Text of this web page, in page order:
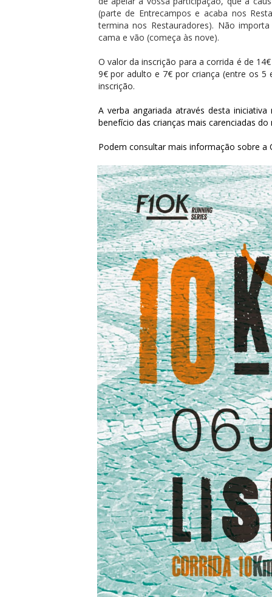
(parte de Entrecampos e acaba nos
termina nos Restauradores). Não
cama e vão (começa às nove).
O valor da inscrição para a corrida é de
9€ por adulto e 7€ por criança (entre os 5
inscrição.
A verba angariada através desta
benefício das crianças mais carenciadas do
Podem consultar mais informação sobre a